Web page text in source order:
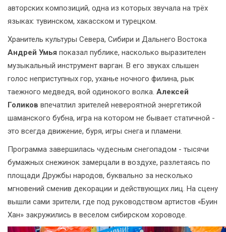
авторских композиций, одна из которых звучала на трёх
языках: тувинском, хакасском и турецком.
Хранитель культуры Севера, Сибири и Дальнего Востока
Андрей Умья показал публике, насколько выразителен
музыкальный инструмент варган. В его звуках слышен
голос неприступных гор, уханье ночного филина, рык
таежного медведя, вой одинокого волка. Алексей
Голиков впечатлил зрителей невероятной энергетикой
шаманского бубна, игра на котором не бывает статичной -
это всегда движение, буря, игры снега и пламени.
Программа завершилась чудесным снегопадом - тысячи
бумажных снежинок замерцали в воздухе, разлетаясь по
площади Дружбы народов, буквально за несколько
мгновений сменив декорации и действующих лиц. На сцену
вышли сами зрители, где под руководством артистов «Буин
Хан» закружились в веселом сибирском хороводе.